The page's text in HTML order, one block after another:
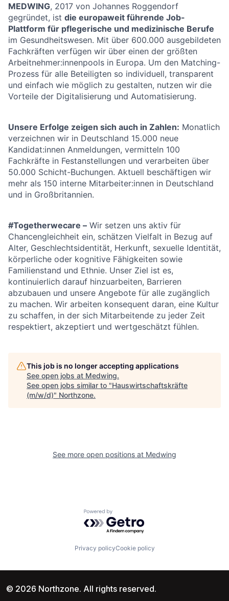
MEDWING, 2017 von Johannes Roggendorf
gegründet, ist die europaweit führende Job-
Plattform für pflegerische und medizinische Berufe
im Gesundheitswesen. Mit über 600.000 ausgebildeten
Fachkräften verfügen wir über einen der größten
Arbeitnehmer:innenpools in Europa. Um den Matching-
Prozess für alle Beteiligten so individuell, transparent
und einfach wie möglich zu gestalten, nutzen wir die
Vorteile der Digitalisierung und Automatisierung.
Unsere Erfolge zeigen sich auch in Zahlen: Monatlich
verzeichnen wir in Deutschland 15.000 neue
Kandidat:innen Anmeldungen, vermitteln 100
Fachkräfte in Festanstellungen und verarbeiten über
50.000 Schicht-Buchungen. Aktuell beschäftigen wir
mehr als 150 interne Mitarbeiter:innen in Deutschland
und in Großbritannien.
#Togetherwecare – Wir setzen uns aktiv für
Chancengleichheit ein, schätzen Vielfalt in Bezug auf
Alter, Geschlechtsidentität, Herkunft, sexuelle Identität,
körperliche oder kognitive Fähigkeiten sowie
Familienstand und Ethnie. Unser Ziel ist es,
kontinuierlich darauf hinzuarbeiten, Barrieren
abzubauen und unsere Angebote für alle zugänglich
zu machen. Wir arbeiten konsequent daran, eine Kultur
zu schaffen, in der sich Mitarbeitende zu jeder Zeit
respektiert, akzeptiert und wertgeschätzt fühlen.
This job is no longer accepting applications
See open jobs at Medwing.
See open jobs similar to "Hauswirtschaftskräfte
(m/w/d)" Northzone.
See more open positions at Medwing
Powered by Getro.com
Privacy policyCookie policy
© 2026 Northzone. All rights reserved.